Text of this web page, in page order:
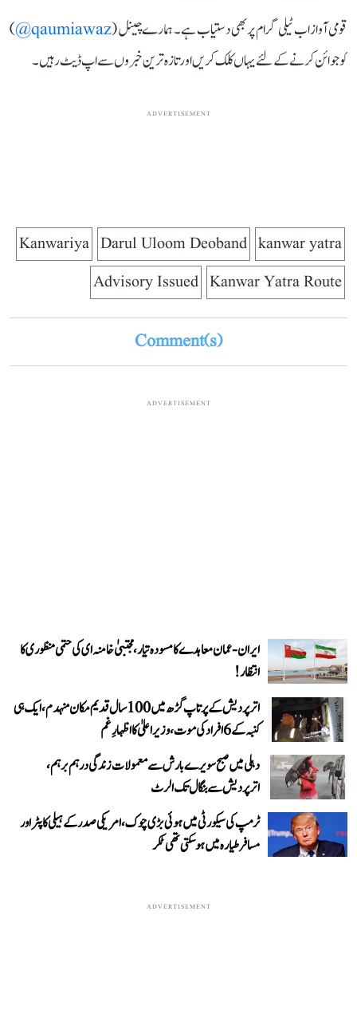
قومی آواز اب ٹیلی گرام پر بھی دستیاب ہے۔ ہمارے چینل (qaumiawaz@
)
کو جوائن کرنے کے لئے یہاں کلک کریں اور تازہ ترین خبروں سے اپ ڈیٹ رہیں۔
ADVERTISEMENT
kanwar yatra
Darul Uloom Deoband
Kanwariya
Kanwar Yatra Route
Advisory Issued
Comment(s)
ADVERTISEMENT
ایران-عمان معاہدے کا مسودہ تیار، مجتبیٰ خامنہ ای کی حتمی منظوری کا
انتظار!
اتر پردیش کے پرتاپ گڑھ میں 100 سال قدیم مکان منہدم، ایک ہی
کنبہ کے 6 افراد کی موت، وزیر اعلیٰ کا اظہارِ غم
دہلی میں صبح سویرے بارش سے معمولات زندگی درہم برہم،
اترپردیش سے بنگال تک الرٹ
ٹرمپ کی سیکورٹی میں ہوئی بڑی چوک، امریکی صدر کے ہیلی کاپٹر اور
مسافر طیارہ میں ہو سکتی تھی ٹکر
ADVERTISEMENT